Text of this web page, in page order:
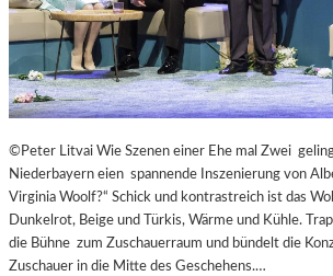
©Peter Litvai Wie Szenen einer Ehe mal Zwei
Niederbayern eien spannende Inszenierung von
Virginia Woolf?“ Schick und kontrastreich ist das
Dunkelrot, Beige und Türkis, Wärme und Kühle.
die Bühne zum Zuschauerraum und bündelt die
Zuschauer in die Mitte des Geschehens.…